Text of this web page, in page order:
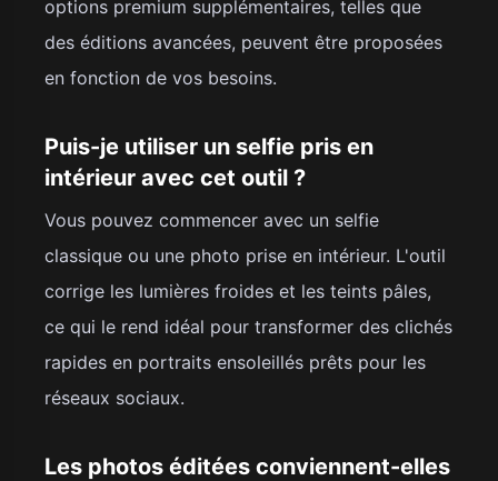
options premium supplémentaires, telles que
des éditions avancées, peuvent être proposées
en fonction de vos besoins.
Puis-je utiliser un selfie pris en
intérieur avec cet outil ?
Vous pouvez commencer avec un selfie
classique ou une photo prise en intérieur. L'outil
corrige les lumières froides et les teints pâles,
ce qui le rend idéal pour transformer des clichés
rapides en portraits ensoleillés prêts pour les
réseaux sociaux.
Les photos éditées conviennent-elles